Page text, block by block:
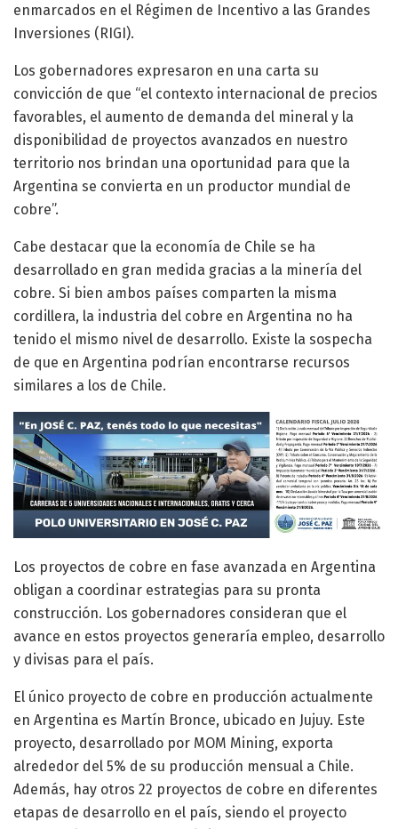
enmarcados en el Régimen de Incentivo a las Grandes
Inversiones (RIGI).
Los gobernadores expresaron en una carta su
convicción de que “el contexto internacional de precios
favorables, el aumento de demanda del mineral y la
disponibilidad de proyectos avanzados en nuestro
territorio nos brindan una oportunidad para que la
Argentina se convierta en un productor mundial de
cobre”.
Cabe destacar que la economía de Chile se ha
desarrollado en gran medida gracias a la minería del
cobre. Si bien ambos países comparten la misma
cordillera, la industria del cobre en Argentina no ha
tenido el mismo nivel de desarrollo. Existe la sospecha
de que en Argentina podrían encontrarse recursos
similares a los de Chile.
Los proyectos de cobre en fase avanzada en Argentina
obligan a coordinar estrategias para su pronta
construcción. Los gobernadores consideran que el
avance en estos proyectos generaría empleo, desarrollo
y divisas para el país.
El único proyecto de cobre en producción actualmente
en Argentina es Martín Bronce, ubicado en Jujuy. Este
proyecto, desarrollado por MOM Mining, exporta
alrededor del 5% de su producción mensual a Chile.
Además, hay otros 22 proyectos de cobre en diferentes
etapas de desarrollo en el país, siendo el proyecto